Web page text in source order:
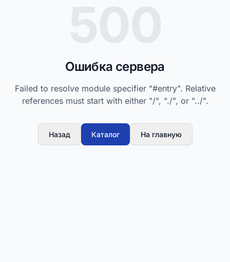
Ошибка сервера
Failed to resolve module specifier "#entry". Relative
references must start with either "/", "./", or "../".
Назад Каталог На главную